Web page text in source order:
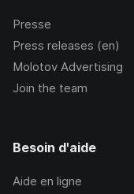
Presse
Press releases (en)
Molotov Advertising
Join the team
Besoin d'aide
Aide en ligne